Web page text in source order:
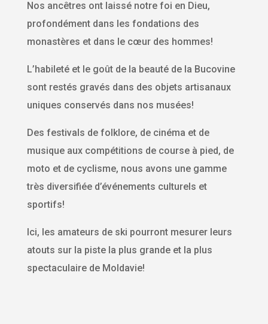
Nos ancêtres ont laissé notre foi en Dieu,
profondément dans les fondations des
monastères et dans le cœur des hommes!
L’habileté et le goût de la beauté de la Bucovine
sont restés gravés dans des objets artisanaux
uniques conservés dans nos musées!
Des festivals de folklore, de cinéma et de
musique aux compétitions de course à pied, de
moto et de cyclisme, nous avons une gamme
très diversifiée d’événements culturels et
sportifs!
Ici, les amateurs de ski pourront mesurer leurs
atouts sur la piste la plus grande et la plus
spectaculaire de Moldavie!